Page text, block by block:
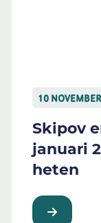
10
Skipov
januari
heten